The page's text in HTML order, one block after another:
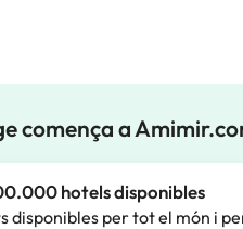
comença a
hotels disponibles
disponibles per tot el món i